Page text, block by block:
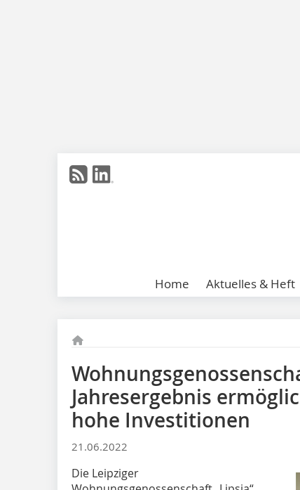
Home Aktuelles & Heft
Jahresergebnis
hohe Investitionen
21.06.2022
Die Leipziger